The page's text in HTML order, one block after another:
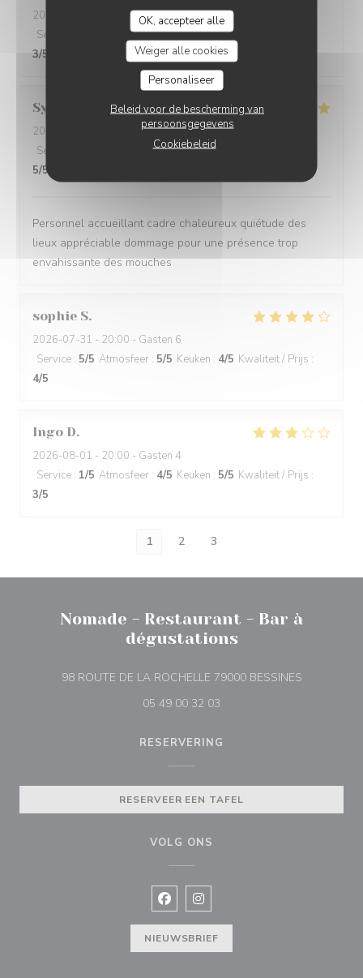
OK, accepteer alle
Weiger alle cookies
Personaliseer
Beleid voor de bescherming van
persoonsgegevens
Cookiebeleid
2026-08-04
- 19:00 - Gasten 2
Service
Atmosfeer:3/5 Keuken:3/5
3/5
Sylvie
2026-08-03
- 20:00 - Gasten 5
Service
:5/5 Keuken:
5/5
Personnel accueillant cadre chaleureux quiétude des
lieux appréciable dommage pour une présence trop
envahissante des mouches
sophie S
2026-07-31 - 20:00 - Gasten 6
Service : 5/5 Atmosfeer : 5/5 Keuken : 4/5 Kwaliteit / Prijs :
4/5
Ingo D
2026-08-01 - 20:00 - Gasten 4
Service : 1/5 Atmosfeer : 4/5 Keuken : 5/5 Kwaliteit / Prijs :
3/5
1 2 3
Nomade - Restaurant - Bar à
dégustations
98 ROUTE DE LA ROCHELLE 79000 BESSINES((opent in
05 49 00 32 03
RESERVERING
RESERVEER EEN TAFEL
VOLG ONS
Facebook ((opent in een nieuw
Instagram ((opent in een
NIEUWSBRIEF